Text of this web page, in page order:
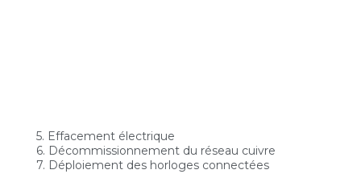
5. Effacement électrique
6. Décommissionnement du réseau cuivre
7. Déploiement des horloges connectées